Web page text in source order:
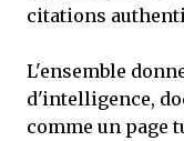
citations
L'ensemble
d'intelligence,
comme un page